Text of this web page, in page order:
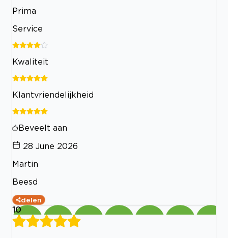
Prima
Service
Kwaliteit
Klantvriendelijkheid
Beveelt aan
28 June 2026
Martin
Beesd
delen
10